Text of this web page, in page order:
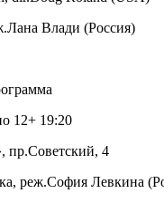
Влади (Россия)
12+ 19:20
пр.Советский, 4
реж.София Левкина